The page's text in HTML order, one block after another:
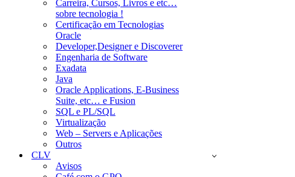
Carreira, Cursos, Livros e etc…
sobre tecnologia !
Certificação em Tecnologias
Oracle
Developer,Designer e Discoverer
Engenharia de Software
Exadata
Java
Oracle Applications, E-Business
Suite, etc… e Fusion
SQL e PL/SQL
Virtualização
Web – Servers e Aplicações
Outros
CLV
Avisos